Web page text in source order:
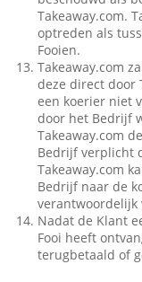
Takeaway.com.
optreden als
Fooien.
Takeaway.com
deze direct door
een koerier niet
door het Bedrijf
Takeaway.com
Bedrijf verplicht
Takeaway.com
Bedrijf naar de
verantwoordelijk
Nadat de Klant
Fooi heeft
terugbetaald of